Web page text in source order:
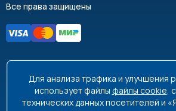
Все права защищены
8 495 663-99-48
8 800 350-99-
info@poolplanet.ru
Для анализа трафика и улучшения
использует файлы файлы cookie,
технических данных посетителей и